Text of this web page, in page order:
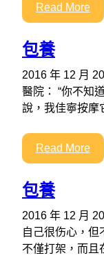
Read More
包養
2016 年 12 月
醫院： “你不知
說，我佳寧按
Read More
包養
2016 年 12 月
自己很伤心，但
不僅打架，而